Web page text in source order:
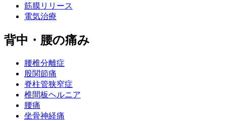
筋膜リリース
電気治療
背中・腰の痛み
腰椎分離症
股関節痛
脊柱管狭窄症
椎間板ヘルニア
腰痛
坐骨神経痛